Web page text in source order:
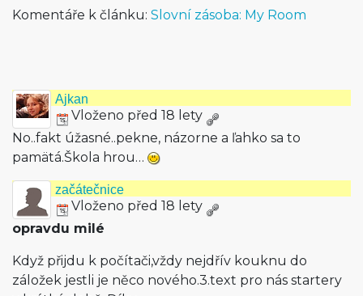
Komentáře k článku: Slovní zásoba: My Room
Ajkan
Vloženo před 18 lety
No..fakt úžasné..pekne, názorne a ľahko sa to
pamätá.Škola hrou…
začátečnice
Vloženo před 18 lety
opravdu milé
Když přijdu k počítači,vždy nejdřív kouknu do
záložek jestli je něco nového.3.text pro nás startery